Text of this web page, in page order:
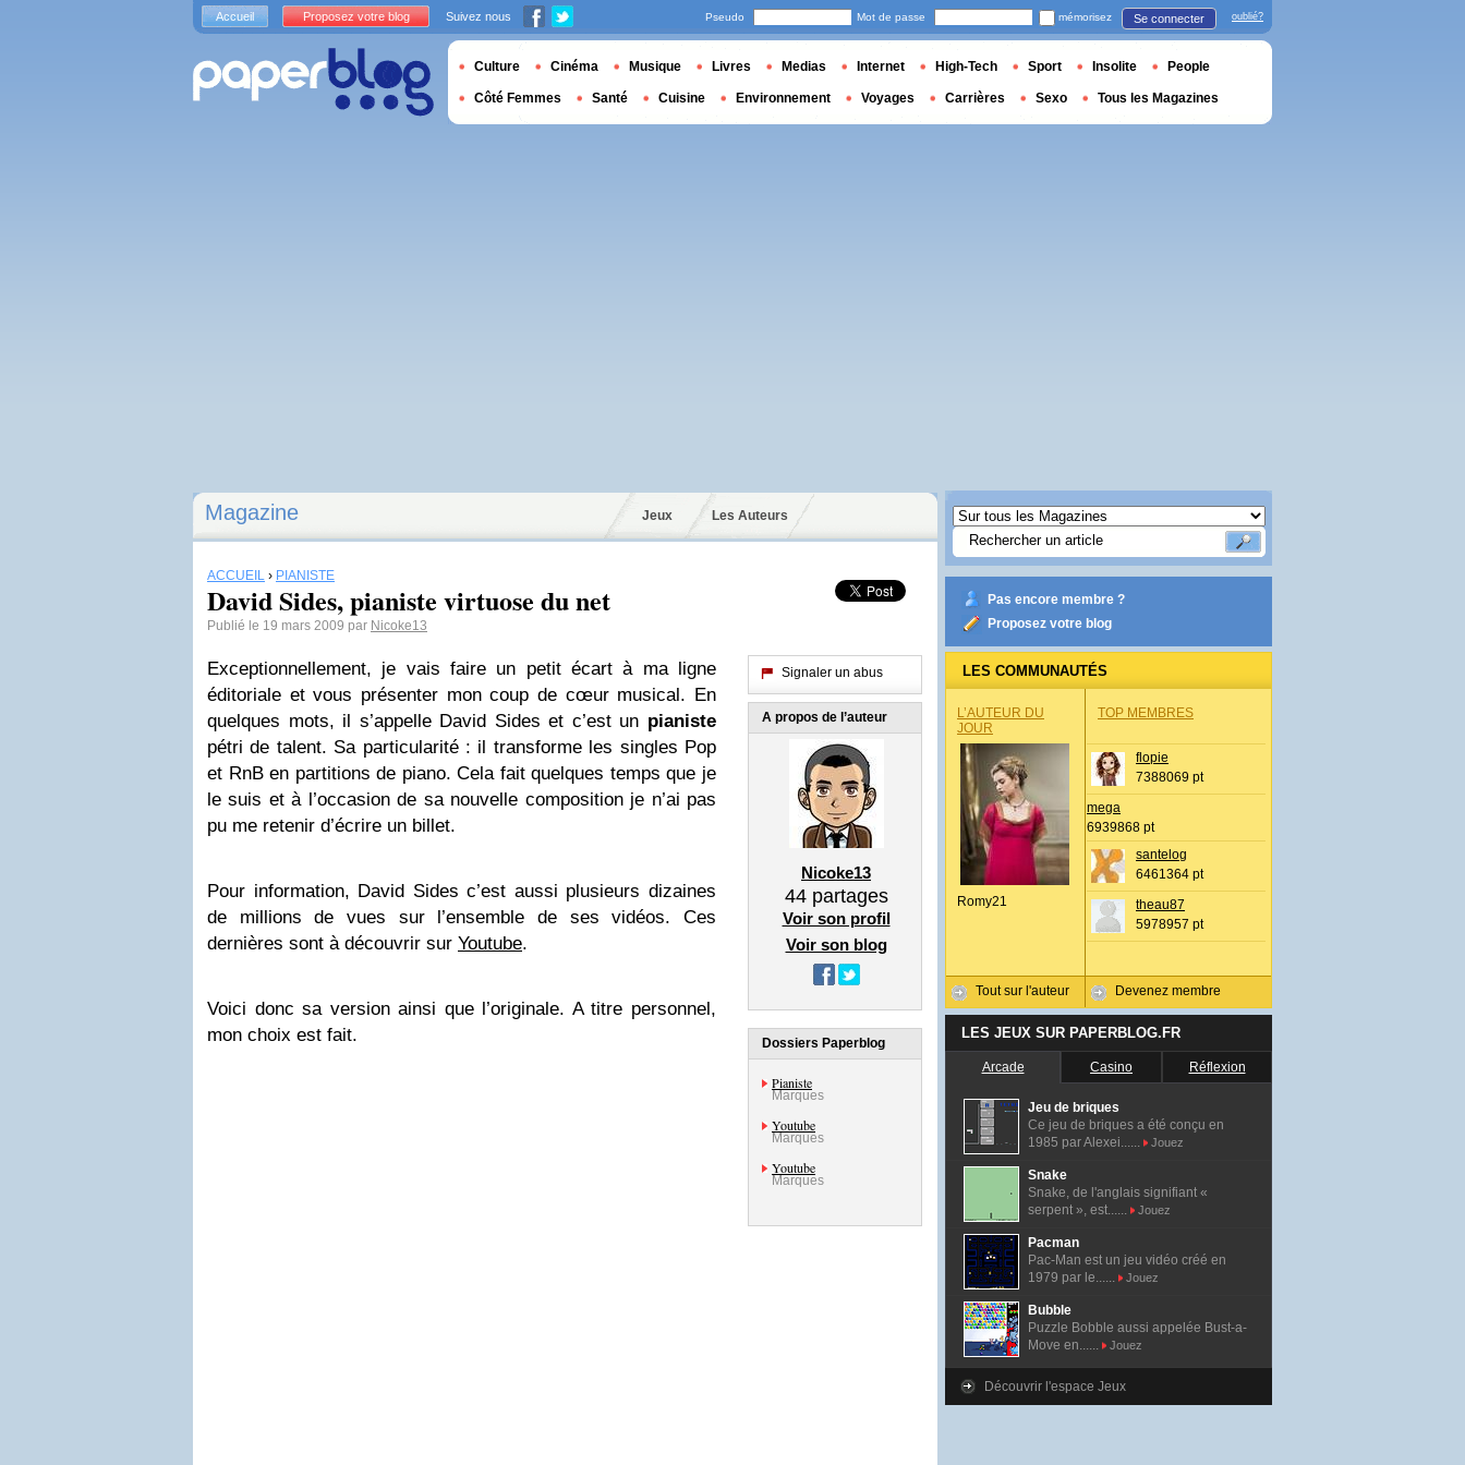
Magazine Jeux Les Auteurs
ACCUEIL › PIANISTE
David Sides, pianiste virtuose du net
Publié le 19 mars 2009 par Nicoke13
Exceptionnellement, je vais faire un petit écart à ma ligne
éditoriale et vous présenter mon coup de cœur musical. En
quelques mots, il s’appelle David Sides et c’est un pianiste
pétri de talent. Sa particularité : il transforme les singles Pop
et RnB en partitions de piano. Cela fait quelques temps que je
le suis et à l’occasion de sa nouvelle composition je n’ai pas
pu me retenir d’écrire un billet.
Pour information, David Sides c’est aussi plusieurs dizaines
de millions de vues sur l’ensemble de ses vidéos. Ces
dernières sont à découvrir sur Youtube.
Voici donc sa version ainsi que l’originale. A titre personnel,
mon choix est fait.
Signaler un abus
A propos de l’auteur
Nicoke13
44partages
Voir son profil
Voir son blog
Dossiers Paperblog
Pianiste
Marques
Youtube
Marques
Youtube
Marques
Pas encore membre ?
Proposez votre blog
LES COMMUNAUTÉS
L’AUTEUR DU
JOUR
Romy21
Tout sur l'auteur
TOP MEMBRES
flopie
7388069 pt
mega
6939868 pt
santelog
6461364 pt
theau87
5978957 pt
Devenez membre
LES JEUX SUR PAPERBLOG.FR
Arcade Casino Réflexion
Jeu de briques
Ce jeu de briques a été conçu en
1985 par Alexei......
Jouez
Snake
Snake, de l'anglais signifiant «
serpent », est......
Jouez
Pacman
Pac-Man est un jeu vidéo créé en
1979 par le......
Jouez
Bubble
Puzzle Bobble aussi appelée Bust-a-
Move en......
Jouez
Découvrir l'espace Jeux
Accueil Proposez votre blog Suivez nous Pseudo Mot de passe mémorisez Se connecter oublié?
Culture Cinéma Musique Livres Medias Internet High-Tech Sport Insolite People
Côté Femmes Santé Cuisine Environnement Voyages Carrières Sexo Tous les Magazines